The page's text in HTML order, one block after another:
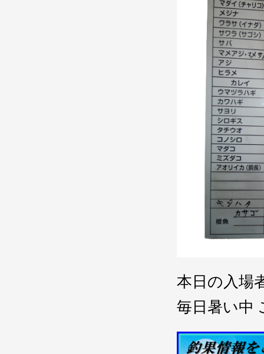
本日の入場
毎日暑い中